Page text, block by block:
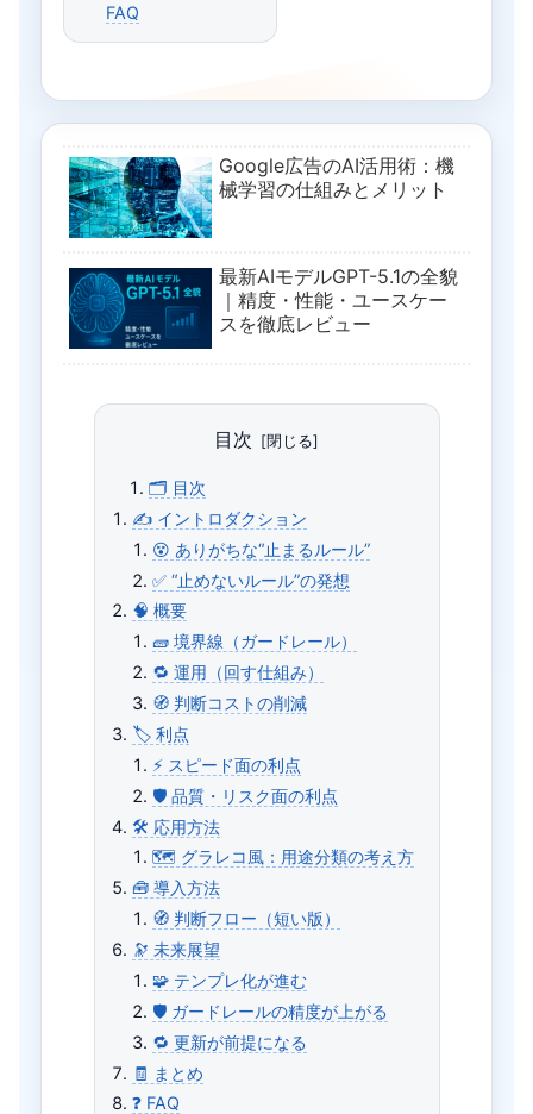
FAQ
Google広告のAI活用術：機
械学習の仕組みとメリット
最新AIモデルGPT-5.1の全貌
｜精度・性能・ユースケー
スを徹底レビュー
目次
🗂 目次
✍️ イントロダクション
😵 ありがちな“止まるルール”
✅ “止めないルール”の発想
🧠 概要
🧱 境界線（ガードレール）
🔁 運用（回す仕組み）
🧭 判断コストの削減
🏷️ 利点
⚡ スピード面の利点
🛡 品質・リスク面の利点
🛠️ 応用方法
🗺 グラレコ風：用途分類の考え方
🧰 導入方法
🧭 判断フロー（短い版）
🔭 未来展望
🧩 テンプレ化が進む
🛡 ガードレールの精度が上がる
🔁 更新が前提になる
🧾 まとめ
❓ FAQ